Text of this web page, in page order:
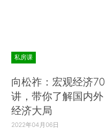
私房课
向松祚：宏观经济70
讲，带你了解国内外
经济大局
2022年04月06日